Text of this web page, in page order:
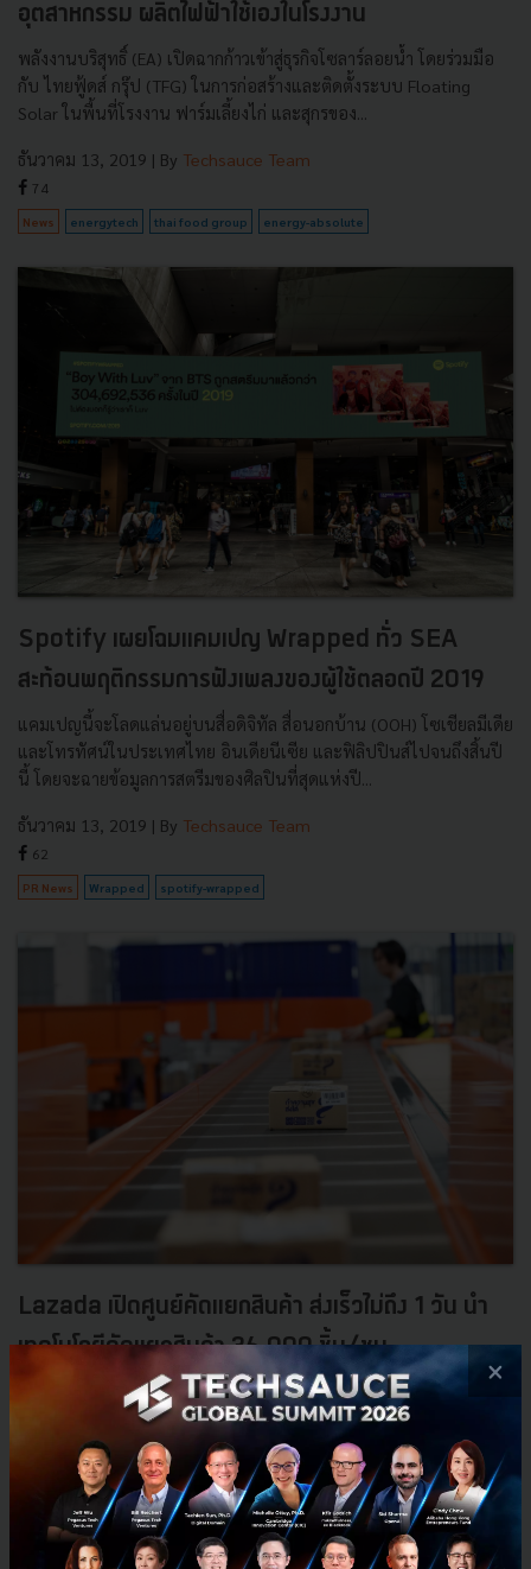
อุตสาหกรรม ผลิตไฟฟ้าใช้เองในโรงงาน
พลังงานบริสุทธิ์ (EA) เปิดฉากก้าวเข้าสู่ธุรกิจโซลาร์ลอยน้ำ โดยร่วมมือ
กับ ไทยฟู้ดส์ กรุ๊ป (TFG) ในการก่อสร้างและติดตั้งระบบ Floating
Solar ในพื้นที่โรงงาน ฟาร์มเลี้ยงไก่ และสุกรของ...
ธันวาคม 13, 2019 | By Techsauce Team
74
News energytech thai food group energy-absolute
Spotify เผยโฉมแคมเปญ Wrapped ทั่ว SEA
สะท้อนพฤติกรรมการฟังเพลงของผู้ใช้ตลอดปี 2019
แคมเปญนี้จะโลดแล่นอยู่บนสื่อดิจิทัล สื่อนอกบ้าน (OOH) โซเชียลมีเดีย
และโทรทัศน์ในประเทศไทย อินเดียนีเซีย และฟิลิปปินส์ไปจนถึงสิ้นปี
นี้ โดยจะฉายข้อมูลการสตรีมของศิลปินที่สุดแห่งปี...
ธันวาคม 13, 2019 | By Techsauce Team
62
PR News Wrapped spotify-wrapped
Lazada เปิดศูนย์คัดแยกสินค้า ส่งเร็วไม่ถึง 1 วัน นำ
เทคโนโลยีคัดแยกสินค้า 36,000 ชิ้น/ชม.
Lazada Express ที่ตั้งอยู่ใน 5 ประเทศในภูมิภาคเอเชียตะวันออกเฉียง
ใต้ เพื่อให้ผู้ประกอบการเข้าถึงการจัดส่งสินค้าที่มีประสิทธิภาพ รวดเร็ว
และช่วยลดต้นทุนของธุรกิจ ตอบโจทย์ความต้องกา...
ธันวาคม 13, 2019| ByTechsauce Team
PR News logistics e-commerce
×